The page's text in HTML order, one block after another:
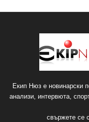
Екип Нюз е новинарски
анализи, интервюта,
свържете се